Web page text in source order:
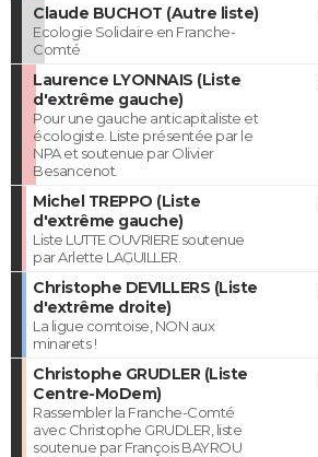
Claude BUCHOT (Autre liste)
Ecologie Solidaire en Franche-
Comté
Laurence LYONNAIS (Liste
d'extrême gauche)
Pour une gauche anticapitaliste et
écologiste. Liste présentée par le
NPA et soutenue par Olivier
Besancenot.
Michel TREPPO (Liste
d'extrême gauche)
Liste LUTTE OUVRIERE soutenue
par Arlette LAGUILLER.
Christophe DEVILLERS (Liste
d'extrême droite)
La ligue comtoise, NON aux
minarets !
Christophe GRUDLER (Liste
Centre-MoDem)
Rassembler la Franche-Comté
avec Christophe GRUDLER, liste
soutenue par François BAYROU